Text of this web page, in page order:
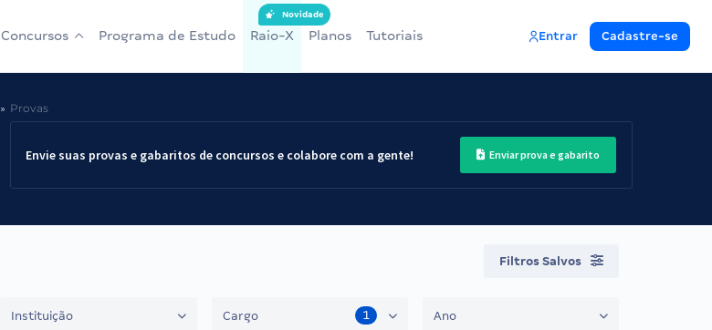
Concursos Programa de Estudo Raio-X
Novidade
Planos Tutoriais Entrar Cadastre-se
Provas
Envie suas provas e gabaritos de concursos e colabore com a gente! Enviar prova e gabarito
Filtros Salvos
Instituição Cargo 1 Ano